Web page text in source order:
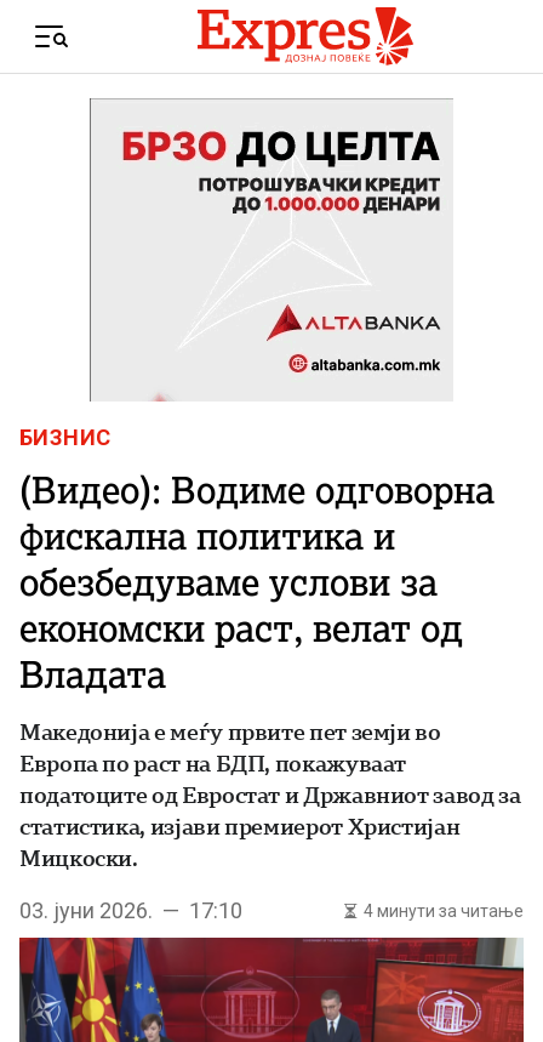
Menu
БИЗНИС
(Видео): Водиме одговорна
фискална политика и
обезбедуваме услови за
економски раст, велат од
Владата
Македонија е меѓу првите пет земји во
Европа по раст на БДП, покажуваат
податоците од Евростат и Државниот завод за
статистика, изјави премиерот Христијан
Мицкоски.
03. јуни 2026. — 17:10 4 минути за читање